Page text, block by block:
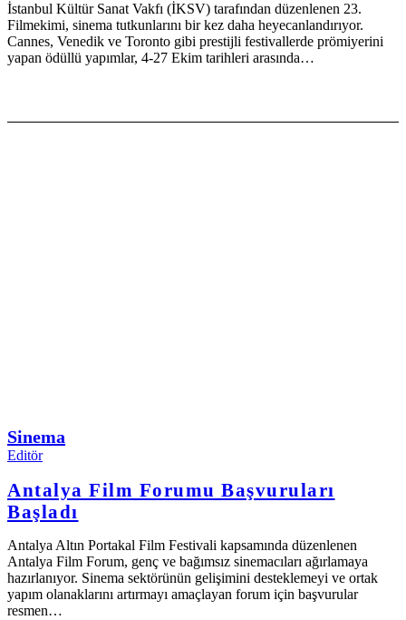
İstanbul Kültür Sanat Vakfı (İKSV) tarafından düzenlenen 23.
Filmekimi, sinema tutkunlarını bir kez daha heyecanlandırıyor.
Cannes, Venedik ve Toronto gibi prestijli festivallerde prömiyerini
yapan ödüllü yapımlar, 4-27 Ekim tarihleri arasında…
Sinema
Editör
Antalya Film Forumu Başvuruları
Başladı
Antalya Altın Portakal Film Festivali kapsamında düzenlenen
Antalya Film Forum, genç ve bağımsız sinemacıları ağırlamaya
hazırlanıyor. Sinema sektörünün gelişimini desteklemeyi ve ortak
yapım olanaklarını artırmayı amaçlayan forum için başvurular
resmen…